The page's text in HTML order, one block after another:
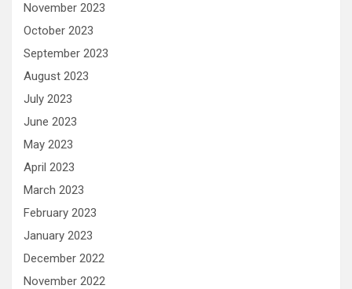
November 2023
October 2023
September 2023
August 2023
July 2023
June 2023
May 2023
April 2023
March 2023
February 2023
January 2023
December 2022
November 2022